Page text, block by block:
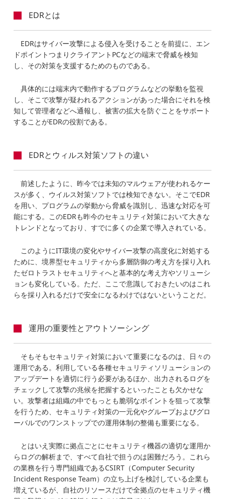
EDRとは
EDRはサイバー攻撃による侵入を受けることを前提に、エン
ドポイントつまりクライアントPCなどの端末で脅威を検知
し、その対策を支援するためのものである。
具体的には端末内で動作するプログラムなどの挙動を監視
し、そこで攻撃が疑われるアクションがあった場合にそれを検
知して管理者などへ通報し、被害の拡大を防ぐことをサポート
することがEDRの役割である。
EDRとウィルス対策ソフトの違い
前述したように、昨今では未知のマルウェアが使われるケー
スが多く、ウイルス対策ソフトでは検知できない。そこでEDR
を用い、プログラムの挙動から脅威を識別し、迅速な対応を可
能にする。このEDRも昨今のセキュリティ対策において大きな
トレンドとなっており、すでに多くの企業で導入されている。
このようにIT環境の変化やサイバー攻撃の高度化に対処する
ために、境界型セキュリティから多層防御の考え方を採り入れ
たゼロトラストセキュリティへと基本的な考え方やソリューシ
ョンも変化している。ただ、ここで意識しておきたいのはこれ
らを採り入れるだけで安全になるわけではないということだ。
運用の重要性とアウトソーシング
そもそもセキュリティ対策において重要になるのは、日々の
運用である。利用している各種セキュリティソリューションの
アップデートを適切に行う必要があるほか、出力されるログを
チェックして攻撃の兆候を把握するといったことも欠かせな
い。攻撃者は組織の中でもっとも脆弱なポイントを狙って攻撃
を行うため、セキュリティ対策の一元化やグループおよびグロ
ーバルでのワンストップでの運用体制の整備も重要になる。
とはいえ実際に拠点ごとにセキュリティ機器の適切な運用か
らログの解析まで、すべて自社で担うのは困難だろう。これら
の業務を行う専門組織であるCSIRT（Computer Security
Incident Response Team）の立ち上げを検討している企業も
増えているが、自社のリソースだけで全拠点のセキュリティ機